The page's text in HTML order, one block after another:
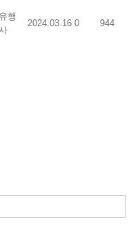
유행
2024.03.16 0 944